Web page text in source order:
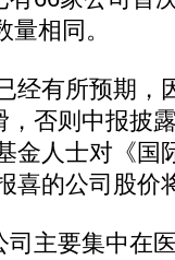
相同。
有所预期，
否则中报披
金人士对《国
喜的公司股价
主要集中在